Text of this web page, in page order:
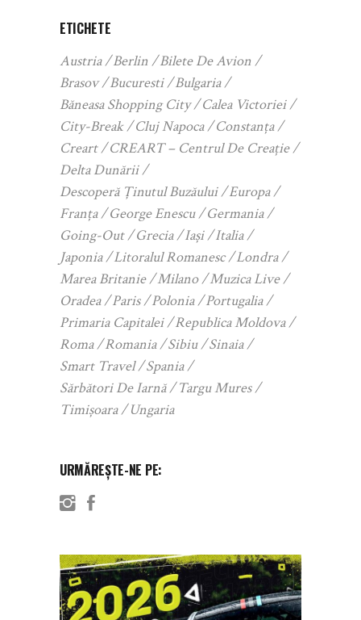
ETICHETE
Austria Berlin
Bilete De Avion
Brasov
Bucuresti
Bulgaria
Băneasa Shopping City
Calea Victoriei
City-Break
Cluj Napoca
Constanța
Creart
CREART – Centrul De Creație
Delta Dunării
Descoperă Ținutul Buzăului
Europa
Franța
George Enescu
Germania
Going-Out
Grecia Iași
Italia
Japonia
Litoralul Romanesc
Londra
Marea Britanie
Milano
Muzica Live
Oradea
Paris Polonia
Portugalia
Primaria Capitalei
Republica Moldova
Roma
Romania Sibiu
Sinaia
Smart Travel
Spania
Sărbători De Iarnă
Targu Mures
Timișoara
Ungaria
URMĂREȘTE-NE PE: